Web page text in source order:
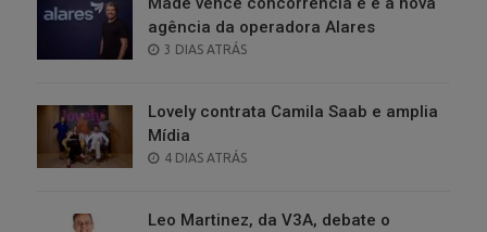
agência da operadora Alares
POSTED
3 DIAS ATRÁS
Lovely contrata Camila Saab e amplia
Mídia
POSTED
4 DIAS ATRÁS
Leo Martinez, da V3A, debate o